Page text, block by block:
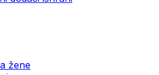
žene